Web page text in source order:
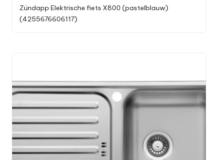
Zündapp Elektrische fiets X800 (pastelblauw)
(4255676606117)